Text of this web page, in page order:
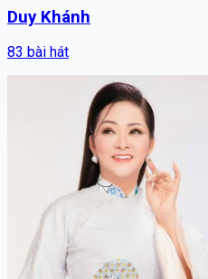
Duy Khánh
83 bài hát